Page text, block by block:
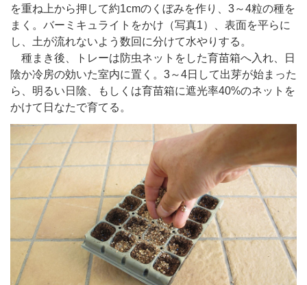
を重ね上から押して約1cmのくぼみを作り、3～4粒の種を
まく。バーミキュライトをかけ（写真1）、表面を平らに
し、土が流れないよう数回に分けて水やりする。
種まき後、トレーは防虫ネットをした育苗箱へ入れ、日
陰か冷房の効いた室内に置く。3～4日して出芽が始まった
ら、明るい日陰、もしくは育苗箱に遮光率40%のネットを
かけて日なたで育てる。